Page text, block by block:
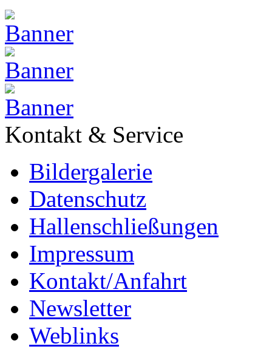
Kontakt & Service
Bildergalerie
Datenschutz
Hallenschließungen
Impressum
Kontakt/Anfahrt
Newsletter
Weblinks